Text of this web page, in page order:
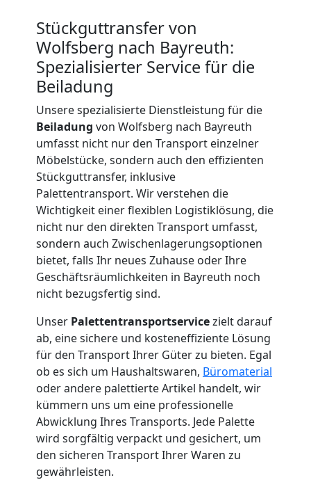
Stückguttransfer von
Wolfsberg nach Bayreuth:
Spezialisierter Service für die
Beiladung
Unsere spezialisierte Dienstleistung für die
Beiladung von Wolfsberg nach Bayreuth
umfasst nicht nur den Transport einzelner
Möbelstücke, sondern auch den effizienten
Stückguttransfer, inklusive
Palettentransport. Wir verstehen die
Wichtigkeit einer flexiblen Logistiklösung, die
nicht nur den direkten Transport umfasst,
sondern auch Zwischenlagerungsoptionen
bietet, falls Ihr neues Zuhause oder Ihre
Geschäftsräumlichkeiten in Bayreuth noch
nicht bezugsfertig sind.
Unser Palettentransportservicezielt darauf
ab, eine sichere und kosteneffiziente Lösung
für den Transport Ihrer Güter zu bieten. Egal
ob es sich um Haushaltswaren, Büromaterial
oder andere palettierte Artikel handelt, wir
kümmern uns um eine professionelle
Abwicklung Ihres Transports. Jede Palette
wird sorgfältig verpackt und gesichert, um
den sicheren Transport Ihrer Waren zu
gewährleisten.
National
Beiladung
International
Internationaler
Umzug
Nationaler
Umzug